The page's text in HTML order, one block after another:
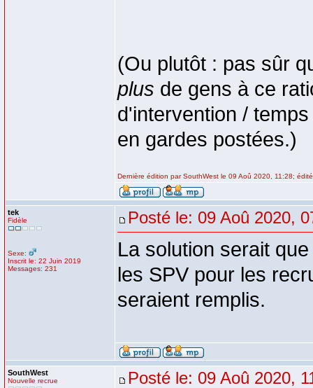
(Ou plutôt : pas sûr
plus de gens à ce
d'intervention /
en gardes postées.)
Dernière édition par SouthWest le 09 Aoû 2020, 11:28;
tek
Fidèle
Sexe:
Inscrit le: 22 Juin 2019
Messages: 231
Posté le: 09 Aoû 2020,
La solution serait
les SPV pour les
seraient remplis.
SouthWest
Nouvelle recrue Posté le: 09 Aoû 2020,